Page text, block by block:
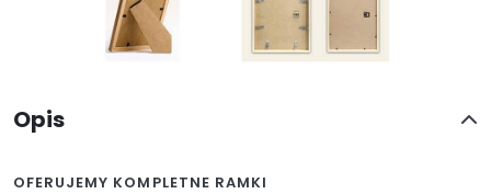
Opis
OFERUJEMY KOMPLETNE RAMKI